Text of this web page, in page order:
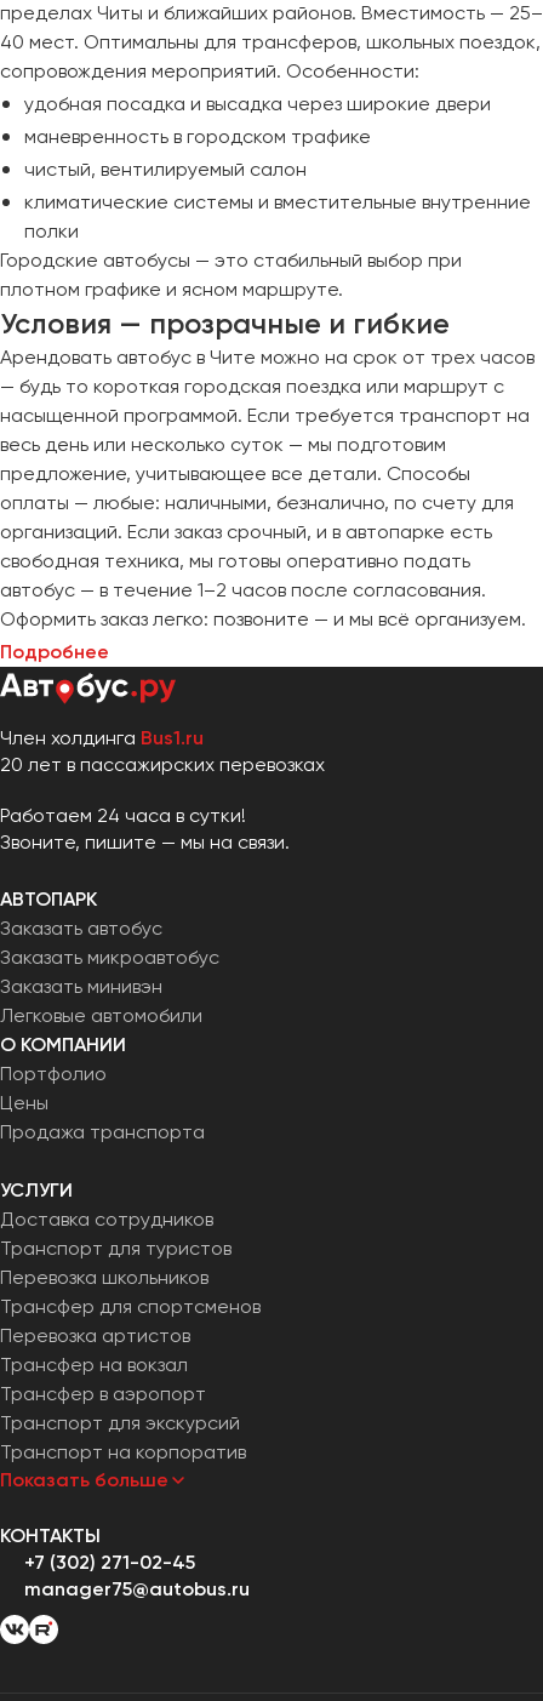
пределах Читы и ближайших районов. Вместимость — 25–
40 мест. Оптимальны для трансферов, школьных поездок,
сопровождения мероприятий. Особенности:
удобная посадка и высадка через широкие двери
маневренность в городском трафике
чистый, вентилируемый салон
климатические системы и вместительные внутренние
полки
Городские автобусы — это стабильный выбор при
плотном графике и ясном маршруте.
Условия — прозрачные и гибкие
Арендовать автобус в Чите можно на срок от трех часов
— будь то короткая городская поездка или маршрут с
насыщенной программой. Если требуется транспорт на
весь день или несколько суток — мы подготовим
предложение, учитывающее все детали. Способы
оплаты — любые: наличными, безналично, по счету для
организаций. Если заказ срочный, и в автопарке есть
свободная техника, мы готовы оперативно подать
автобус — в течение 1–2 часов после согласования.
Оформить заказ легко: позвоните — и мы всё организуем.
Подробнее
Член холдинга Bus1.ru
20 лет в пассажирских перевозках
Работаем 24 часа в сутки!
Звоните, пишите — мы на связи.
АВТОПАРК
Заказать автобус
Заказать микроавтобус
Заказать минивэн
Легковые автомобили
О КОМПАНИИ
Портфолио
Цены
Продажа транспорта
УСЛУГИ
Доставка сотрудников
Транспорт для туристов
Перевозка школьников
Трансфер для спортсменов
Перевозка артистов
Трансфер на вокзал
Трансфер в аэропорт
Транспорт для экскурсий
Транспорт на корпоратив
Показать больше
КОНТАКТЫ
+7 (302) 271-02-45
manager75@autobus.ru